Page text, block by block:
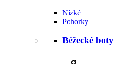
Nízké
Pohorky
Běžecké boty